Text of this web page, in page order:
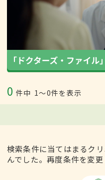
0 件中 1〜0件を表示
検索条件に当てはまるク
んでした。再度条件を変更